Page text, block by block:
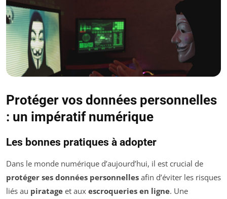
Protéger vos données personnelles
: un impératif numérique
Les bonnes pratiques à adopter
Dans le monde numérique d’aujourd’hui, il est crucial de
protéger ses données personnelles afin d’éviter les risques
liés au piratage et aux escroqueries en ligne. Une